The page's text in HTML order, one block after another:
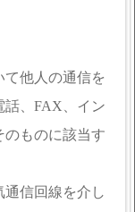
他人の通信を
話、FAX、イン
のものに該当す
信回線を介し